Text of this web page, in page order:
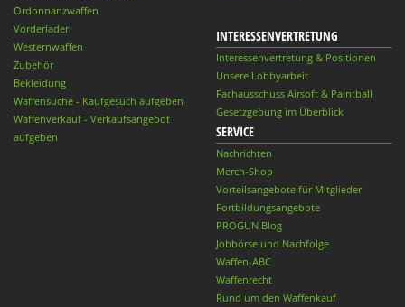
Ordonnanzwaffen
Vorderlader
Westernwaffen
Zubehör
Bekleidung
Waffensuche - Kaufgesuch aufgeben
Waffenverkauf - Verkaufsangebot
aufgeben
INTERESSENVERTRETUNG
Interessenvertretung & Positionen
Unsere Lobbyarbeit
Fachausschuss Airsoft & Paintball
Gesetzgebung im Überblick
SERVICE
Nachrichten
Merch-Shop
Vorteilsangebote für Mitglieder
Fortbildungsangebote
PROGUN Blog
Jobbörse und Nachfolge
Waffen-ABC
Waffenrecht
Rund um den Waffenkauf